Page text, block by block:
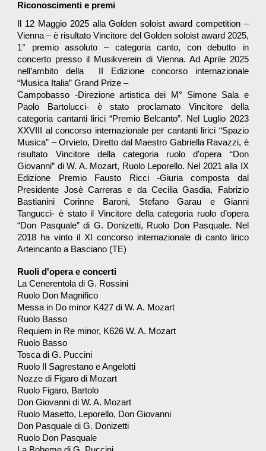
Riconoscimenti e premi
Il 12 Maggio 2025 alla Golden soloist award competition –
Vienna – è risultato Vincitore del Golden soloist award 2025,
1° premio assoluto – categoria canto, con debutto in
concerto presso il Musikverein di Vienna. Ad Aprile 2025
nell’ambito della II Edizione concorso internazionale
“Musica Italia” Grand Prize –
Campobasso -Direzione artistica dei M° Simone Sala e
Paolo Bartolucci- è stato proclamato Vincitore della
categoria cantanti lirici “Premio Belcanto”. Nel Luglio 2023
XXVIII al concorso internazionale per cantanti lirici “Spazio
Musica” – Orvieto, Diretto dal Maestro Gabriella Ravazzi, è
risultato Vincitore della categoria ruolo d’opera “Don
Giovanni” di W. A. Mozart, Ruolo Leporello. Nel 2021 alla IX
Edizione Premio Fausto Ricci -Giuria composta dal
Presidente Josè Carreras e da Cecilia Gasdia, Fabrizio
Bastianini Corinne Baroni, Stefano Garau e Gianni
Tangucci- è stato il Vincitore della categoria ruolo d’opera
“Don Pasquale” di G. Donizetti, Ruolo Don Pasquale. Nel
2018 ha vinto il XI concorso internazionale di canto lirico
Arteincanto a Basciano (TE)
Ruoli d'opera e concerti
La Cenerentola di G. Rossini
Ruolo Don Magnifico
Messa in Do minor K427 di W. A. Mozart
Ruolo Basso
Requiem in Re minor, K626 W. A. Mozart
Ruolo Basso
Tosca di G. Puccini
Ruolo Il Sagrestano e Angelotti
Nozze di Figaro di Mozart
Ruolo Figaro, Bartolo
Don Giovanni di W. A. Mozart
Ruolo Masetto, Leporello, Don Giovanni
Don Pasquale di G. Donizetti
Ruolo Don Pasquale